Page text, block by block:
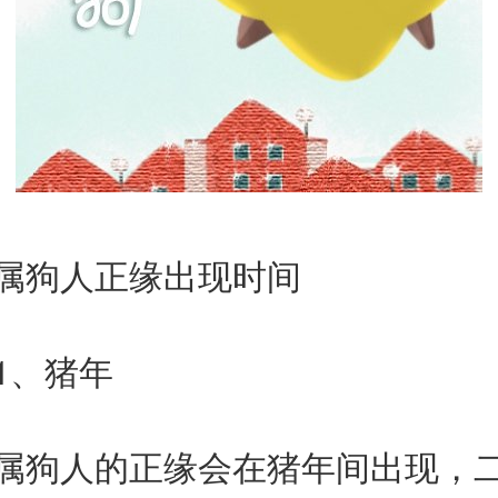
狗人正缘出现时间
年
的正缘会在猪年间出现，